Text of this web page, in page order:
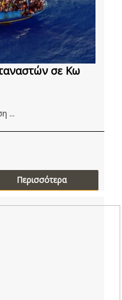
σε Κω
...
Περισσότερα